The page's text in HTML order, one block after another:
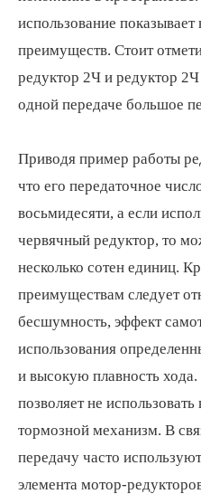
использование
преимуществ. Стоит
редуктор 2Ч и редуктор
одной передаче большое
Приводя пример работы
что его передаточное
восьмидесяти, а если
червячный редуктор, то
несколько сотен единиц.
преимуществам следует
бесшумность, эффект
использования
и высокую плавность
позволяет не
тормозной механизм. В
передачу часто
элемента мотор-
+7 (473) 20-
+7 960 106-
г. Воронеж, ул.
08.00 – 16.40 (пн-
Оформите заказ:
info@kraning.ru
Подобрать